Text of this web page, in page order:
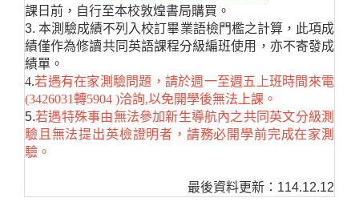
課日前，自行至本校敦煌書局購買。
3. 本測驗成績不列入校訂畢業語檢門檻之計算，此項成
績僅作為修讀共同英語課程分級編班使用，亦不寄發成
績單。
4.若遇有在家測驗問題，請於週一至週五上班時間來電
(3426031轉5904 )洽詢,以免開學後無法上課。
5.若遇特殊事由無法參加新生導航內之共同英文分級測
驗且無法提出英檢證明者，請務必開學前完成在家測
驗。
最後資料更新：114.12.12